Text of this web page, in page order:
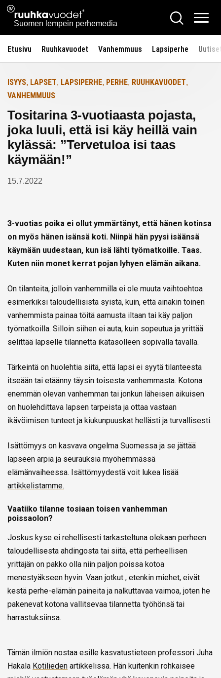
Siirry
sisältöön
Ruuhkavuodet.fi
Suomen lempein perhemedia
Hae
Etusivu Ruuhkavuodet Vanhemmuus Lapsiperhe
Etusivulle
ISYYS, LAPSET, LAPSIPERHE, PERHE, RUUHKAVUODET,
VANHEMMUUS
Tositarina 3-vuotiaasta pojasta,
joka luuli, että isi käy heillä vain
kylässä: ”Tervetuloa isi taas
käymään!”
15.7.2022
3-vuotias poika ei ollut ymmärtänyt, että hänen kotinsa
on myös hänen isänsä koti. Niinpä hän pyysi isäänsä
käymään uudestaan, kun isä lähti työmatkoille. Taas.
Kuten niin monet kerrat pojan lyhyen elämän aikana.
On tilanteita, jolloin vanhemmilla ei ole muuta vaihtoehtoa
esimerkiksi taloudellisista syistä, kuin, että ainakin toinen
vanhemmista painaa töitä aamusta iltaan tai käy paljon
työmatkoilla. Silloin siihen ei auta, kuin sopeutua ja yrittää
selittää lapselle tilannetta ikätasolleen sopivalla tavalla.
Tärkeintä on huolehtia siitä, että lapsi ei syytä tilanteesta
itseään tai etäänny täysin toisesta vanhemmasta. Kotona
enemmän olevan vanhemman tai jonkun läheisen aikuisen
on huolehdittava lapsen tarpeista ja ottaa vastaan
ikävöimisen tunteet ja kiukunpuuskat hellästi ja turvallisesti.
Isättömyys on kasvava ongelma Suomessa ja se jättää
lapseen arpia ja seurauksia myöhemmässä
elämänvaiheessa. Isättömyydestä voit lukea lisää
artikkelistamme.
Vaatiiko tilanne tosiaan toisen vanhemman
poissaolon?
Joskus kyse ei rehellisesti tarkasteltuna olekaan perheen
taloudellisesta ahdingosta tai siitä, että perheellisen
yrittäjän on pakko olla niin paljon poissa kotoa
menestyäkseen hyvin. Vaan jotkut , etenkin miehet, eivät
kestä perhe-elämän paineita ja nalkuttavaa vaimoa, joten he
pakenevat kotona vallitsevaa tilannetta työhönsä tai
harrastuksiinsa.
Tämän ilmiön nostaa esille kasvatustieteen professori Juha
Hakala Kotilieden artikkelissa. Hän kuitenkin rohkaisee